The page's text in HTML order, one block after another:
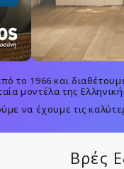
το 1966 και
μοντέλα της
να έχουμε τις
Βρές